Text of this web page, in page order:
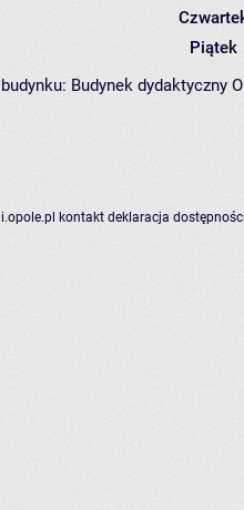
Piątek
Budynek dydaktyczny
kontakt deklaracja